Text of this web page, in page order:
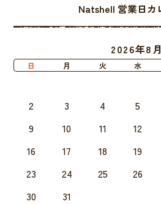
Natshell 営業日カ
2026年8月
日 月 火 水
2
3 4 5
9
10 11 12
16
17 18 19
23
24 25 26
30
31